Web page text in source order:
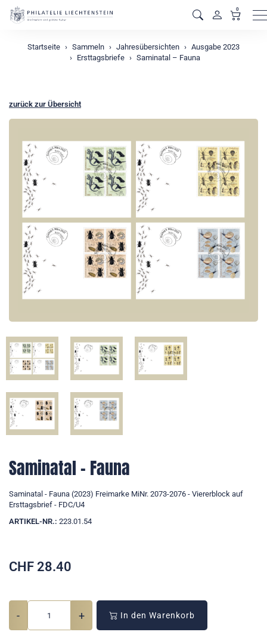
0
Startseite Sammeln Jahresübersichten
Ausgabe 2023
Ersttagsbriefe
Saminatal – Fauna
zurück zur Übersicht
Saminatal – Fauna
Saminatal - Fauna (2023) Freimarke MiNr. 2073-2076 - Viererblock auf
Ersttagsbrief - FDC/U4
ARTIKEL-NR.: 223.01.54
CHF 28.40
- + In den Warenkorb